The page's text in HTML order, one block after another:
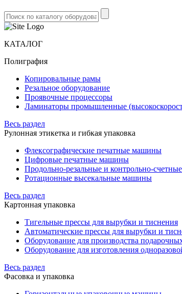
КАТАЛОГ
Полиграфия
Копировальные рамы
Резальное оборудование
Проявочные процессоры
Ламинаторы промышленные
Весь раздел
Рулонная этикетка и гибкая упаковка
Флексографические печатные машины
Цифровые печатные машины
Продольно-резальные и контрольно-
Ротационные высекальные машины
Весь раздел
Картонная упаковка
Тигельные прессы для вырубки и тиснения
Автоматические прессы для вырубки и
Оборудование для производства
Оборудование для изготовления
Весь раздел
Фасовка и упаковка